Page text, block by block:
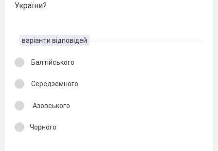
України?
варіанти відповідей
Балтійського
Середземного
Азовського
Чорного